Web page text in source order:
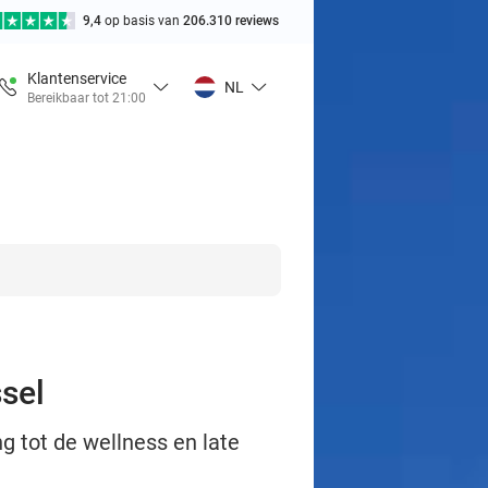
9,4 op basis van 206.310 reviews
Klantenservice
Bereikbaar tot 21:00
NL
tot de wellness en late